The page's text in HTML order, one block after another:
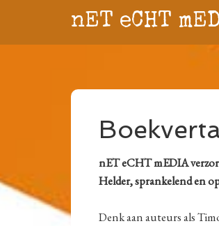
nET eCHT
nET eCHT mEDIA
Helder, sprankelend en
Denk aan auteurs als